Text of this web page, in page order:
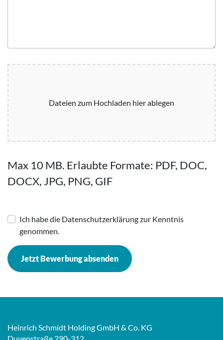
Dateien zum Hochladen hier ablegen
Max 10 MB. Erlaubte Formate: PDF, DOC,
DOCX, JPG, PNG, GIF
Ich habe die Datenschutzerklärung zur Kenntnis
genommen.
Jetzt Bewerbung absenden
Heinrich Schmidt Holding GmbH & Co. KG
Duvenstraße 290-312